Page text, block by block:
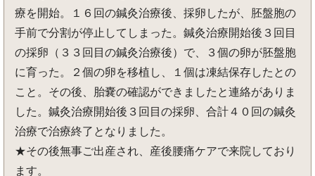
療を開始。１６回の鍼灸治療後、採卵したが、胚盤胞の
手前で分割が停止してしまった。鍼灸治療開始後３回目
の採卵（３３回目の鍼灸治療後）で、３個の卵が胚盤胞
に育った。２個の卵を移植し、１個は凍結保存したとの
こと。その後、胎嚢の確認ができましたと連絡がありま
した。鍼灸治療開始後３回目の採卵、合計４０回の鍼灸
治療で治療終了となりました。
★その後無事ご出産され、産後腰痛ケアで来院しており
ます。